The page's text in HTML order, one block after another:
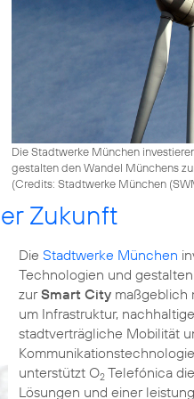
Die Stadtwerke München
gestalten den Wandel Münchens
(Credits: Stadtwerke München
Zukunft
Die Stadtwerke München
Technologien und
zurSmart Citymaßgeblich
um Infrastruktur,
stadtverträgliche Mobilität
unterstützt O2Telefónica
Lösungen und einer